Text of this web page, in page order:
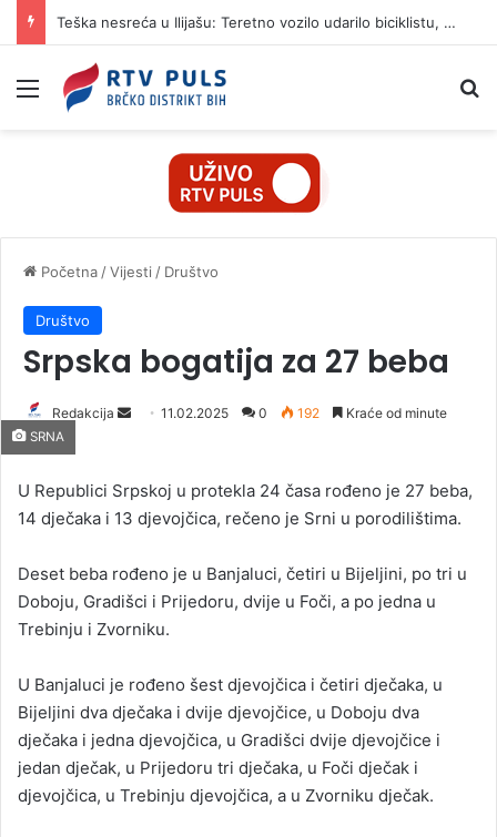
Teška nesreća u Ilijašu: Teretno vozilo udarilo biciklistu, 75-godišnjak zadržan u bolnici
Izbornik
Početna /Vijesti / Društvo
Društvo
Srpska bogatija za 27 beba
Redakcija
d
a
e
m
a
l
11.02.2025 0 192 Kraće od minute
SRNA
U Republici Srpskoj u protekla 24 časa rođeno je 27 beba,
14 dječaka i 13 djevojčica, rečeno je Srni u porodilištima.
Deset beba rođeno je u Banjaluci, četiri u Bijeljini, po tri u
Doboju, Gradišci i Prijedoru, dvije u Foči, a po jedna u
Trebinju i Zvorniku.
U Banjaluci je rođeno šest djevojčica i četiri dječaka, u
Bijeljini dva dječaka i dvije djevojčice, u Doboju dva
dječaka i jedna djevojčica, u Gradišci dvije djevojčice i
jedan dječak, u Prijedoru tri dječaka, u Foči dječak i
djevojčica, u Trebinju djevojčica, a u Zvorniku dječak.